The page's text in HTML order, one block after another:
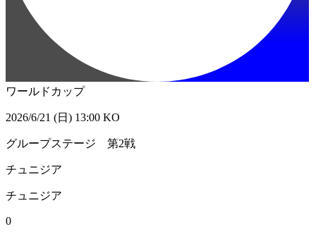
ワールドカップ
2026/6/21 (日) 13:00 KO
グループステージ 第2戦
チュニジア
チュニジア
0